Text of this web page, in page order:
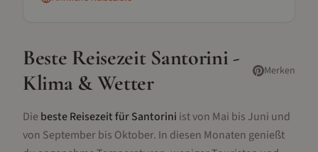
Beste Reisezeit Santorini -
Klima & Wetter
Merken
Die beste Reisezeit für Santorini ist von Mai bis Juni und
von September bis Oktober. In diesen Monaten genießt